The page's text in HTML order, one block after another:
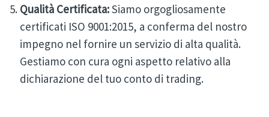
Qualità Certificata:Siamo orgogliosamente
certificati ISO 9001:2015, a conferma del nostro
impegno nel fornire un servizio di alta qualità.
Gestiamo con cura ogni aspetto relativo alla
dichiarazione del tuo conto di trading.